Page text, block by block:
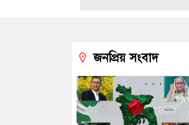
জনপ্রিয় সংবাদ